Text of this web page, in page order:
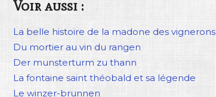
Voir aussi :
La belle histoire de la madone des vignerons
Du mortier au vin du rangen
Der munsterturm zu thann
La fontaine saint théobald et sa légende
Le winzer-brunnen